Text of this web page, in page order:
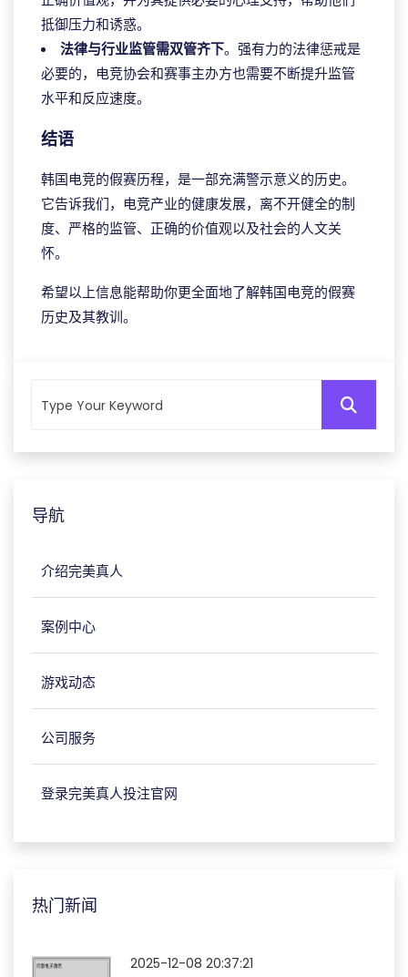
抵御压力和诱惑。
法律与行业监管需双管齐下。强有力的法律惩戒是
必要的，电竞协会和赛事主办方也需要不断提升监管
水平和反应速度。
结语
韩国电竞的假赛历程，是一部充满警示意义的历史。
它告诉我们，电竞产业的健康发展，离不开健全的制
度、严格的监管、正确的价值观以及社会的人文关
怀。
希望以上信息能帮助你更全面地了解韩国电竞的假赛
历史及其教训。
导航
介绍完美真人
案例中心
游戏动态
公司服务
登录完美真人投注官网
热门新闻
2025-12-08 20:37:21